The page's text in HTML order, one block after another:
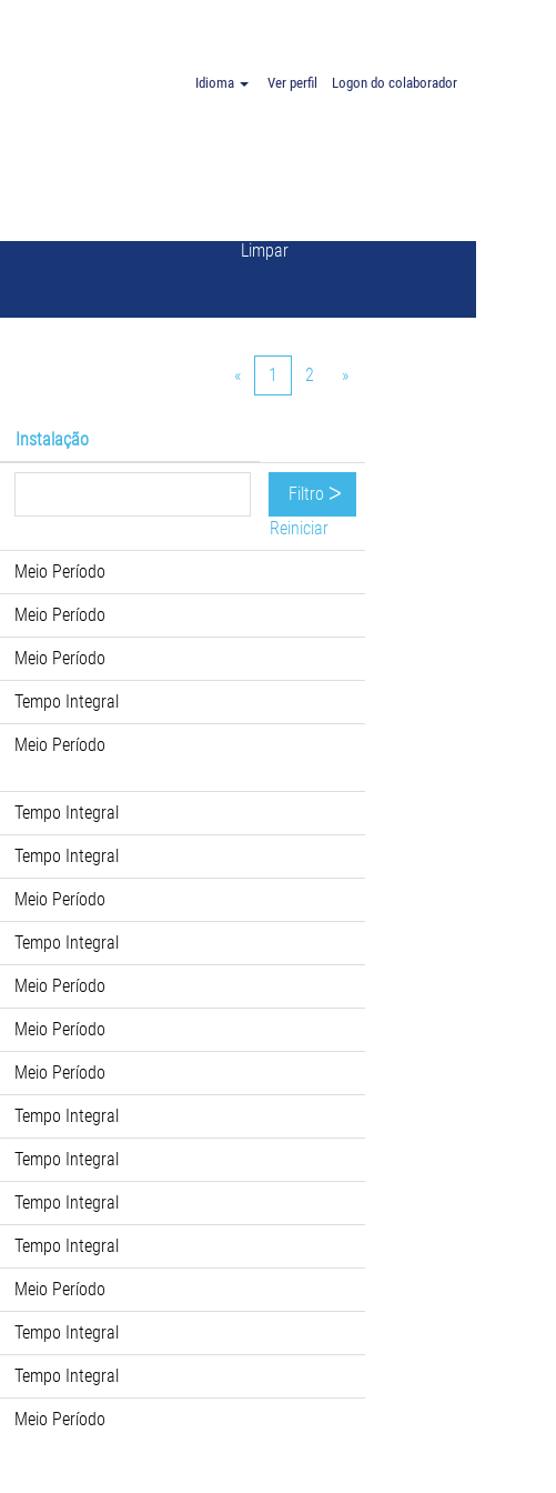
Idioma Ver perfil Logon do colaborador
Limpar
« 1 2 »
Instalação
Reiniciar
Meio Período
Meio Período
Meio Período
Tempo Integral
Meio Período
Tempo Integral
Tempo Integral
Meio Período
Tempo Integral
Meio Período
Meio Período
Meio Período
Tempo Integral
Tempo Integral
Tempo Integral
Tempo Integral
Meio Período
Tempo Integral
Tempo Integral
Meio Período